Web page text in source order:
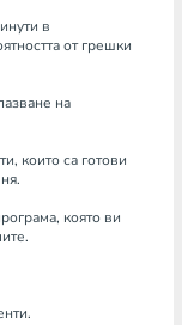
в
от грешки
на
които са готови
която ви